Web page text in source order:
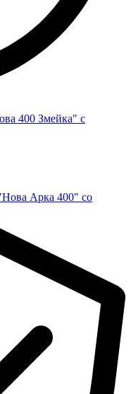
400 Змейка" с